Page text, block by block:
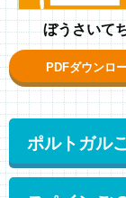
ぼうさいて
PDFダウンロ
ポルトガル